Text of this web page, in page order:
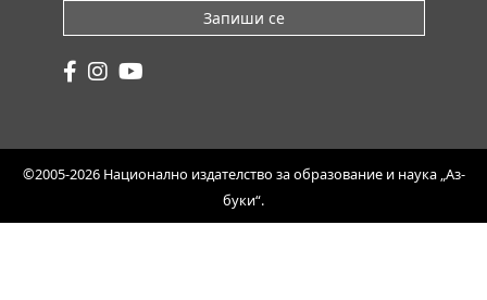
Запиши се
©2005-2026 Национално издателство за образование и наука „Аз-
буки“.